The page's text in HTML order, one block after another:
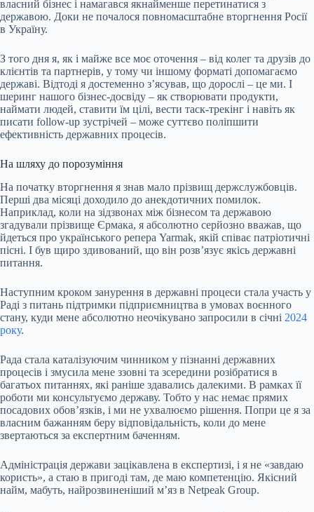
власний бізнес і намагався якнайменше перетинатися з
державою. Доки не почалося повномасштабне вторгнення Росії
в Україну.
З того дня я, як і майже все моє оточення – від колег та друзів до
клієнтів та партнерів, у тому чи іншому форматі допомагаємо
державі. Відтоді я достеменно з’ясував, що дорослі – це ми. І
шеринг нашого бізнес-досвіду – як створювати продукти,
наймати людей, ставити їм цілі, вести таск-трекінг і навіть як
писати follow-up зустрічей – може суттєво поліпшити
ефективність державних процесів.
На шляху до порозуміння
На початку вторгнення я знав мало прізвищ держслужбовців.
Перші два місяці доходило до анекдотичних помилок.
Наприклад, коли на зідзвонах між бізнесом та державою
згадували прізвище Єрмака, я абсолютно серйозно вважав, що
йдеться про українського репера Yarmak, якій співає патріотичні
пісні. І був щиро здивований, що він розвʼязує якісь державні
питання.
Наступним кроком занурення в державні процеси стала участь у
Раді з питань підтримки підприємництва в умовах воєнного
стану, куди мене абсолютно неочікувано запросили в січні 2024
року.
Рада стала каталізуючим чинником у пізнанні державних
процесів і змусила мене ззовні та зсередини розібратися в
багатьох питаннях, які раніше здавались далекими. В рамках її
роботи ми консультуємо державу. Тобто у нас немає прямих
посадових обов’язків, і ми не ухвалюємо рішення. Попри це я за
власним бажанням беру відповідальність, коли до мене
звертаються за експертним баченням.
Адміністрація держави зацікавлена в експертизі, і я не «завдаю
користь», а стаю в пригоді там, де маю компетенцію. Якісний
найм, мабуть, найрозвиненіший мʼяз в Netpeak Group.